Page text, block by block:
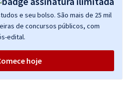
do Maranhão - Contador (Pré-edital)
à vista
25,99
R$ 77,96 (-20%)
e seu bolso. São mais de 25 mil
de concursos públicos, com
edital.
hoje